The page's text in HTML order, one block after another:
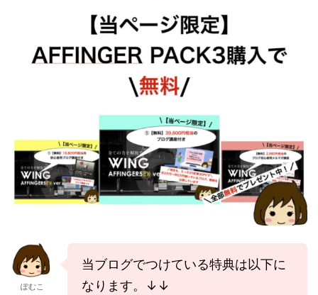
ぽむこ
当ブログでつけている特典は以下に
なります。↓↓